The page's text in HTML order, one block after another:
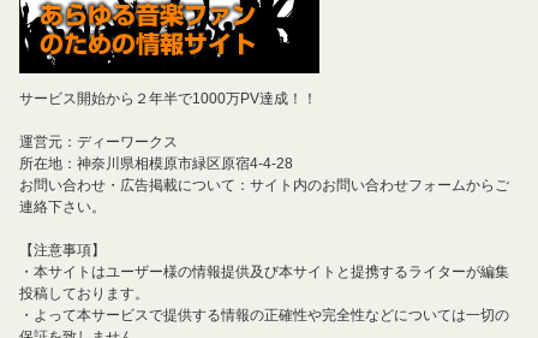
サービス開始から２年半で1000万PV達成！！
運営元：ディーワークス
所在地：神奈川県相模原市緑区原宿4-4-28
お問い合わせ・広告掲載について：サイト内のお問い合わせフォームからご
連絡下さい。
【注意事項】
・本サイトはユーザー様の情報提供及び本サイトと提携するライターが編集
投稿しております。
・よって本サービスで提供する情報の正確性や完全性などについては一切の